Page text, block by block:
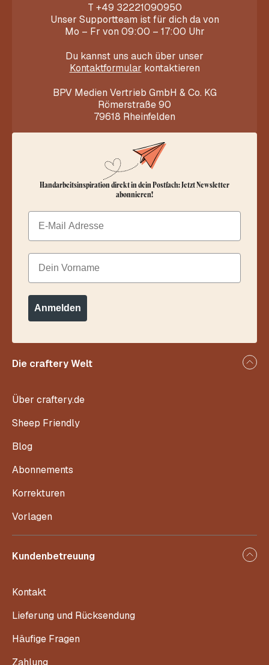
T +49 32221090950
Unser Supportteam ist für dich da von
Mo – Fr von 09:00 – 17:00 Uhr
Du kannst uns auch über unser
Kontaktformular kontaktieren
BPV Medien Vertrieb GmbH & Co. KG
Römerstraße 90
79618 Rheinfelden
Die craftery Welt
Über craftery.de
Sheep Friendly
Blog
Abonnements
Korrekturen
Vorlagen
Kundenbetreuung
Kontakt
Lieferung und Rücksendung
Häufige Fragen
Zahlung
Handarbeitsinspiration direkt in dein Postfach: Jetzt Newsletter
abonnieren!
Email
Dein Vorname
Anmelden